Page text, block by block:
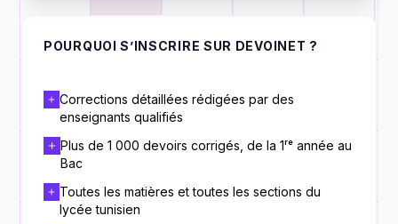
POURQUOI S’INSCRIRE SUR DEVOINET ?
Corrections détaillées rédigées par des
enseignants qualifiés
Plus de 1 000 devoirs corrigés, de la 1ʳᵉ année au
Bac
Toutes les matières et toutes les sections du
lycée tunisien